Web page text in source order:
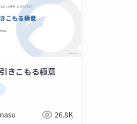
きこもる極意
26.8K